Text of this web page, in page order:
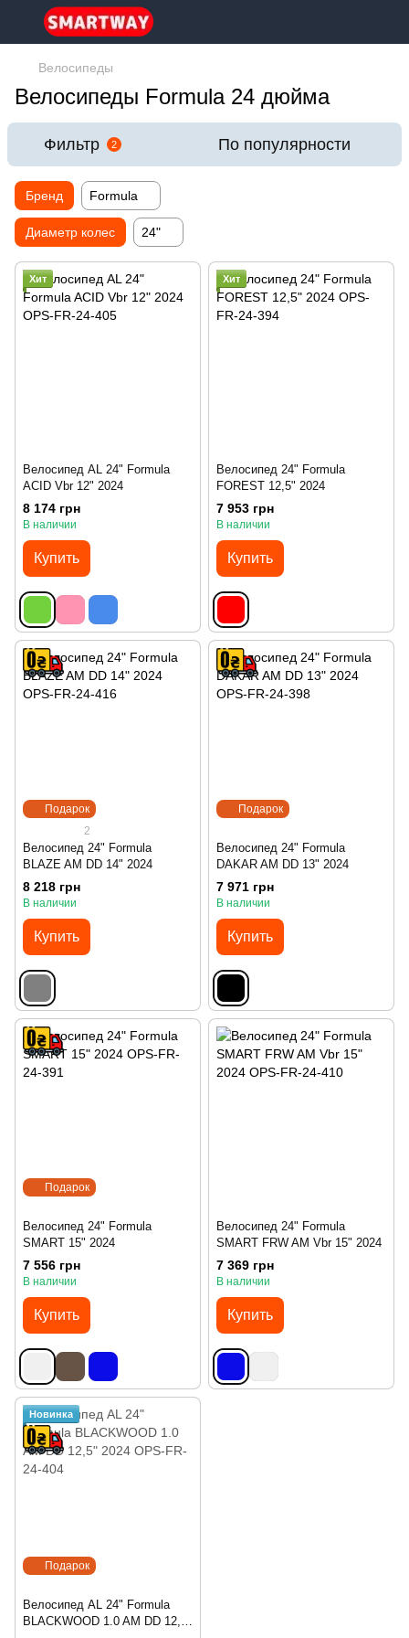
Велосипеды
Велосипеды Formula 24 дюйма
Фильтр 2 По популярности
Бренд Formula
Диаметр колес 24"
Хит
Велосипед AL 24" Formula
ACID Vbr 12" 2024
8 174 грн
В наличии
Купить
Хит
Велосипед 24" Formula
FOREST 12,5" 2024
7 953 грн
В наличии
Купить
Подарок
2
Велосипед 24" Formula
BLAZE AM DD 14" 2024
8 218 грн
В наличии
Купить
Подарок
Велосипед 24" Formula
DAKAR AM DD 13" 2024
7 971 грн
В наличии
Купить
Подарок
Велосипед 24" Formula
SMART 15" 2024
7 556 грн
В наличии
Купить
Велосипед 24" Formula
SMART FRW AM Vbr 15" 2024
7 369 грн
В наличии
Купить
Подарок
Новинка
Велосипед AL 24" Formula
BLACKWOOD 1.0 AM DD 12,5"